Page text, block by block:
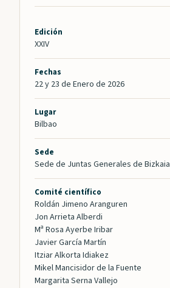
Edición
XXIV
Fechas
22 y 23 de Enero de 2026
Lugar
Bilbao
Sede
Sede de Juntas Generales de Bizkaia
Comité científico
Roldán Jimeno Aranguren
Jon Arrieta Alberdi
Mª Rosa Ayerbe Iribar
Javier García Martín
Itziar Alkorta Idiakez
Mikel Mancisidor de la Fuente
Margarita Serna Vallejo